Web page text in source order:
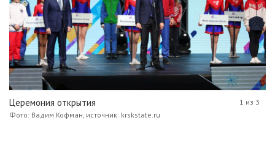
Церемония открытия
Фото: Вадим Кофман, источник: krskstate.ru
1 из 3